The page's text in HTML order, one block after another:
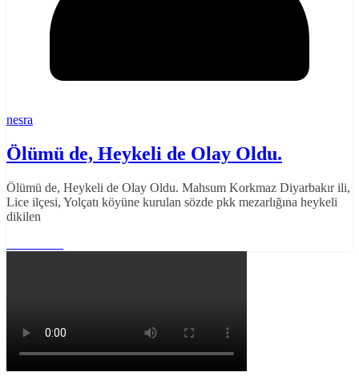
nesra
Ölümü de, Heykeli de Olay Oldu.
Ölümü de, Heykeli de Olay Oldu. Mahsum Korkmaz Diyarbakır ili,
Lice ilçesi, Yolçatı köyüne kurulan sözde pkk mezarlığına heykeli
dikilen